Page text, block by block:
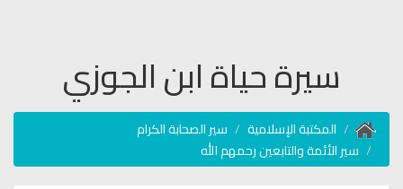
سيرة حياة ابن الجوزي
المكتبة الإسلامية
سير الصحابة الكرام
سير الأئمة والتابعين رحمهم الله